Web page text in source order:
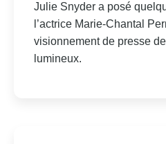
Julie Snyder a posé
l’actrice Marie-Chantal
visionnement de presse
lumineux.